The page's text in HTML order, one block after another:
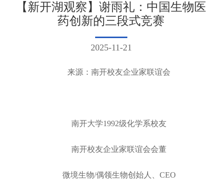
【新开湖观察】谢雨礼：中国生物医
药创新的三段式竞赛
2025-11-21
来源：南开校友企业家联谊会
南开大学1992级化学系校友
南开校友企业家联谊会会董
微境生物/偶领生物创始人、CEO